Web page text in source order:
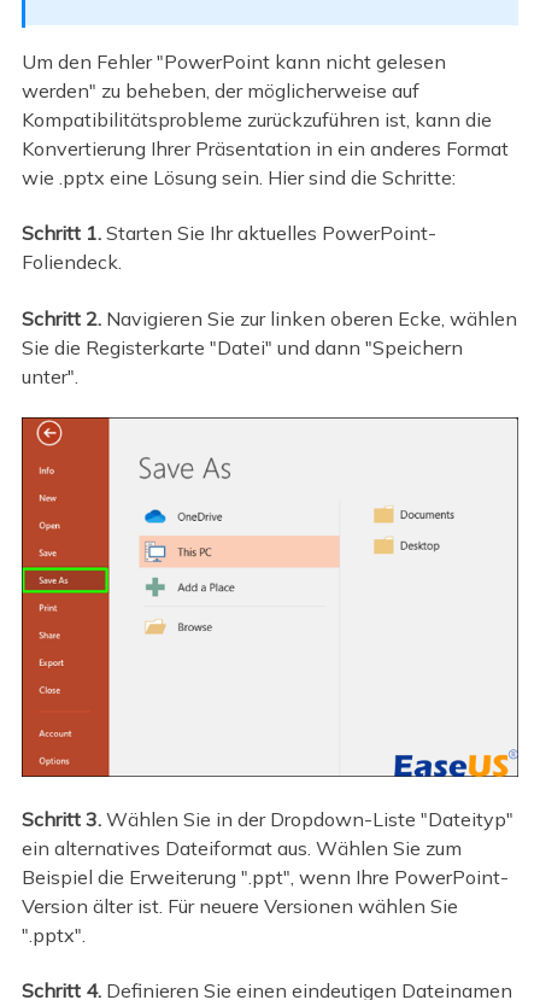
Um den Fehler "PowerPoint kann nicht gelesen
werden" zu beheben, der möglicherweise auf
Kompatibilitätsprobleme zurückzuführen ist, kann die
Konvertierung Ihrer Präsentation in ein anderes Format
wie .pptx eine Lösung sein. Hier sind die Schritte:
Schritt 1. Starten Sie Ihr aktuelles PowerPoint-
Foliendeck.
Schritt 2. Navigieren Sie zur linken oberen Ecke, wählen
Sie die Registerkarte "Datei" und dann "Speichern
unter".
Schritt 3.Wählen Sie in der Dropdown-Liste "Dateityp"
ein alternatives Dateiformat aus. Wählen Sie zum
Beispiel die Erweiterung ".ppt", wenn Ihre PowerPoint-
Version älter ist. Für neuere Versionen wählen Sie
".pptx".
Schritt 4.Definieren Sie einen eindeutigen Dateinamen